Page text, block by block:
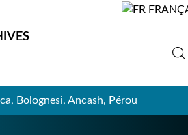
Bolognesi, Ancash, Pérou